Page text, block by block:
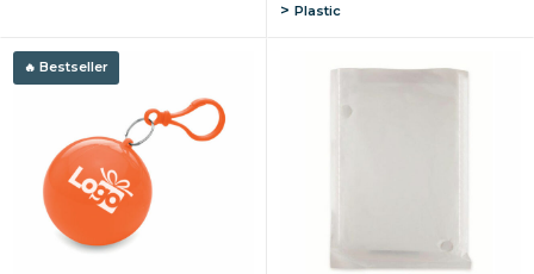
Plastic
Bestseller